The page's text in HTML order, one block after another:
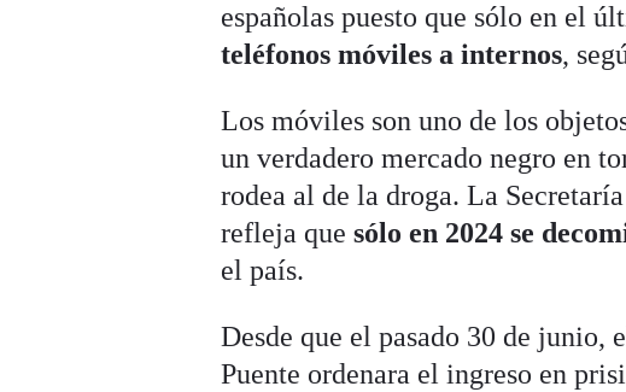
españolas puesto que sólo en el
teléfonos móviles a internos,
Los móviles son uno de los
un verdadero mercado negro en
rodea al de la droga. La
refleja quesólo en 2024 se
el país.
Desde que el pasado 30 de
Puente ordenara el ingreso en